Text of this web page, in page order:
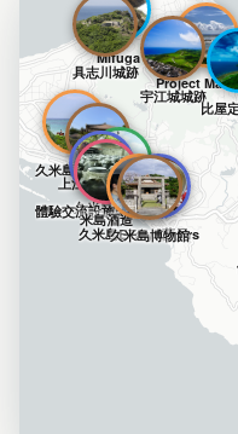
Mifuga
比屋
Project
久米島Escort Tours
久米島馬牧場
久米島博物館
上江洲家住宅
宇江城城跡
具志川城跡
米島酒造
久米島螢火蟲館
Taiyo藥局
體驗交流設施 Ajima館